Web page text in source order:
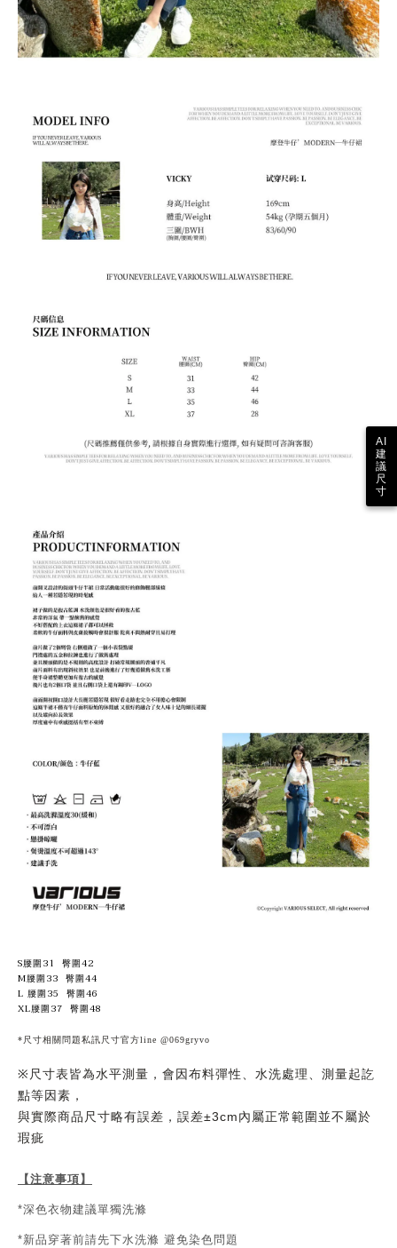
S腰圍31 臀圍42
M腰圍33 臀圍44
L 腰圍35 臀圍46
XL腰圍37 臀圍48
*尺寸相關問題私訊尺寸官方line @069gryvo
※ 尺寸表皆為水平測量，會因布料彈性、水洗處理、測量起訖
點等因素，
與實際商品尺寸略有誤差，誤差±3cm內屬正常範圍並不屬於
瑕疵
【注意事項】
*深色衣物建議單獨洗滌
*新品穿著前請先下水洗滌 避免染色問題
AI
建
議
尺
寸